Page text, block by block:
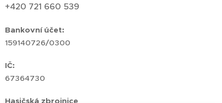
+420 721 660 539
Bankovní účet:
159140726/0300
IČ:
67364730
Hasičská zbrojnice